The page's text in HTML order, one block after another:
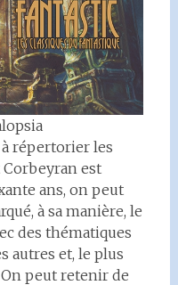
à répertorier les
est
ans, on peut
à sa manière, le
des thématiques
autres et, le plus
peut retenir de